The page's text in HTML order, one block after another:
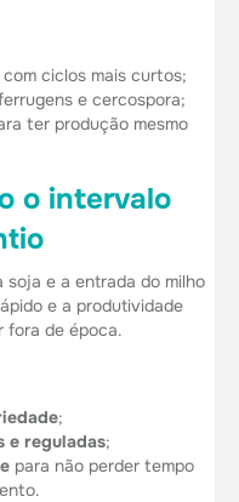
com ciclos mais curtos;
e cercospora;
ter produção mesmo
o intervalo
soja e a entrada do milho
e a produtividade
fora de época.
;
e reguladas;
para não perder tempo